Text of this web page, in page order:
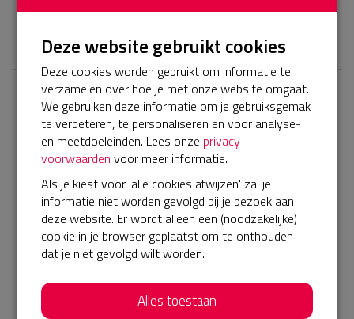
Laatste donaties
Bekijk alle
€ 10
Miranda en Leon
16-09-2024 | 21:41
€ 25
Virgie en Marijn
22-08-2024 | 22:07
Deze website gebruikt cookies
Deze cookies worden gebruikt om informatie te
verzamelen over hoe je met onze website omgaat.
We gebruiken deze informatie om je gebruiksgemak
te verbeteren, te personaliseren en voor analyse-
en meetdoeleinden. Lees onze privacy
voorwaarden voor meer informatie.
Als je kiest voor 'alle cookies afwijzen' zal je
informatie niet worden gevolgd bij je bezoek aan
deze website. Er wordt alleen een (noodzakelijke)
cookie in je browser geplaatst om te onthouden
dat je niet gevolgd wilt worden.
Alles toestaan